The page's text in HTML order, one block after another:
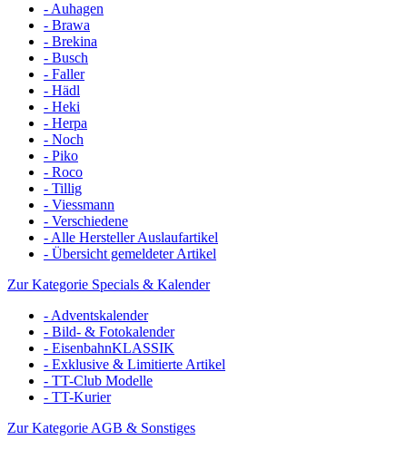
- Auhagen
- Brawa
- Brekina
- Busch
- Faller
- Hädl
- Heki
- Herpa
- Noch
- Piko
- Roco
- Tillig
- Viessmann
- Verschiedene
- Alle Hersteller Auslaufartikel
- Übersicht gemeldeter Artikel
Zur Kategorie Specials & Kalender
- Adventskalender
- Bild- & Fotokalender
- EisenbahnKLASSIK
- Exklusive & Limitierte Artikel
- TT-Club Modelle
- TT-Kurier
Zur Kategorie AGB & Sonstiges